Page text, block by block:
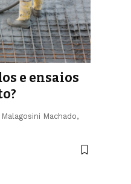
e ensaios
Machado,